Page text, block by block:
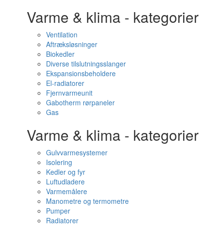
Varme & klima - kategorier
Ventilation
Aftræksløsninger
Biokedler
Diverse tilslutningsslanger
Ekspansionsbeholdere
El-radiatorer
Fjernvarmeunit
Gabotherm rørpaneler
Gas
Varme & klima - kategorier
Gulvvarmesystemer
Isolering
Kedler og fyr
Luftudladere
Varmemålere
Manometre og termometre
Pumper
Radiatorer